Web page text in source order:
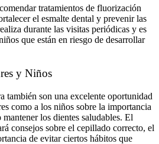
tratamientos de fluorización
el esmalte dental y prevenir las
durante las visitas periódicas y es
que están en riesgo de desarrollar
y Niños
también son una excelente oportunidad
como a los niños sobre la importancia
los dientes saludables. El
consejos sobre el cepillado correcto, el
de evitar ciertos hábitos que